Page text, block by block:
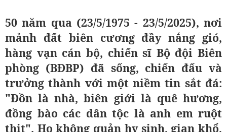
50 năm qua (23/5/1975 - 23/5/2025), nơi
mảnh đất biên cương đầy nắng gió,
hàng vạn cán bộ, chiến sĩ Bộ đội Biên
phòng (BĐBP) đã sống, chiến đấu và
trưởng thành với một niềm tin sắt đá:
"Đồn là nhà, biên giới là quê hương,
đồng bào các dân tộc là anh em ruột
thịt". Họ không quản hy sinh, gian khổ,